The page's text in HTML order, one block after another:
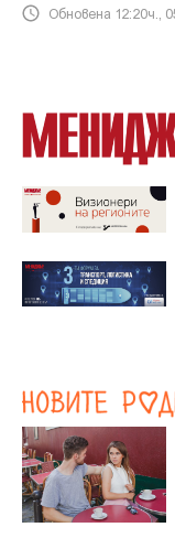
Обновена 12:20ч.,